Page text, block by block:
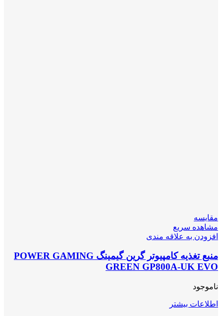
مقایسه
مشاهده سریع
افزودن به علاقه مندی
منبع تغذیه کامپیوتر گرین گیمینگ POWER GAMING
GREEN GP800A-UK EVO
ناموجود
اطلاعات بیشتر